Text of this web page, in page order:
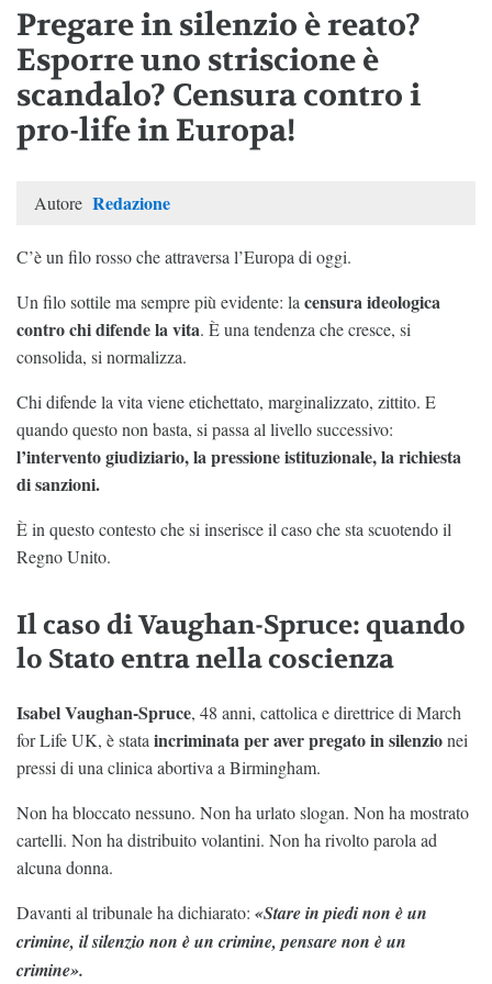
Pregare in silenzio è reato?
Esporre uno striscione è
scandalo? Censura contro i
pro-life in Europa!
Autore Redazione
C’è un filo rosso che attraversa l’Europa di oggi.
Un filo sottile ma sempre più evidente: la censura ideologica
contro chi difende la vita. È una tendenza che cresce, si
consolida, si normalizza.
Chi difende la vita viene etichettato, marginalizzato, zittito. E
quando questo non basta, si passa al livello successivo:
l’intervento giudiziario, la pressione istituzionale, la richiesta
di sanzioni.
È in questo contesto che si inserisce il caso che sta scuotendo il
Regno Unito.
Il caso di Vaughan-Spruce: quando
lo Stato entra nella coscienza
Isabel Vaughan-Spruce, 48 anni, cattolica e direttrice di March
for Life UK, è stata incriminata per aver pregato in silenzionei
pressi di una clinica abortiva a Birmingham.
Non ha bloccato nessuno. Non ha urlato slogan. Non ha mostrato
cartelli. Non ha distribuito volantini. Non ha rivolto parola ad
alcuna donna.
Davanti al tribunale ha dichiarato: «Stare in piedi non è un
crimine, il silenzio non è un crimine, pensare non è un
crimine».